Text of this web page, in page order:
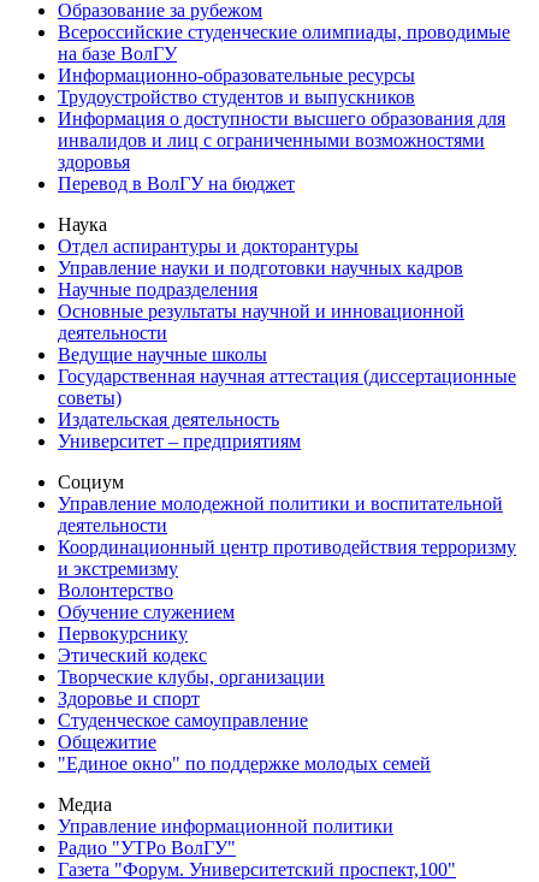
Образование за рубежом
Всероссийские студенческие олимпиады, проводимые
на базе ВолГУ
Информационно-образовательные ресурсы
Трудоустройство студентов и выпускников
Информация о доступности высшего образования для
инвалидов и лиц с ограниченными возможностями
здоровья
Перевод в ВолГУ на бюджет
Наука
Отдел аспирантуры и докторантуры
Управление науки и подготовки научных кадров
Научные подразделения
Основные результаты научной и инновационной
деятельности
Ведущие научные школы
Государственная научная аттестация (диссертационные
советы)
Издательская деятельность
Университет – предприятиям
Социум
Управление молодежной политики и воспитательной
деятельности
Координационный центр противодействия терроризму
и экстремизму
Волонтерство
Обучение служением
Первокурснику
Этический кодекс
Творческие клубы, организации
Здоровье и спорт
Студенческое самоуправление
Общежитие
"Единое окно" по поддержке молодых семей
Медиа
Управление информационной политики
Радио "УТРо ВолГУ"
Газета "Форум. Университетский проспект,100"